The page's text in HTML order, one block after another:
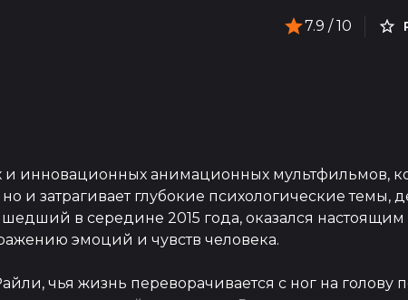
7.9 / 10
и инновационных анимационных мультфильмов,
и затрагивает глубокие психологические темы,
в середине 2015 года, оказался
эмоций и чувств человека.
чья жизнь переворачивается с ног на голову